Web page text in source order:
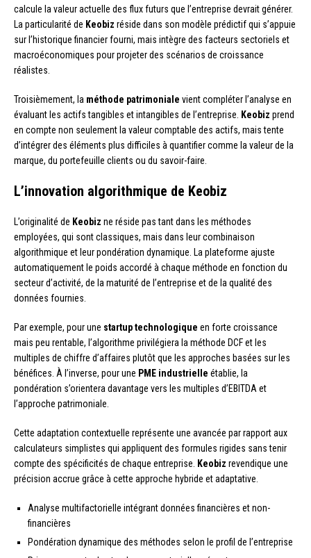
calcule la valeur actuelle des flux futurs que l’entreprise devrait générer.
La particularité de Keobiz réside dans son modèle prédictif qui s’appuie
sur l’historique financier fourni, mais intègre des facteurs sectoriels et
macroéconomiques pour projeter des scénarios de croissance
réalistes.
Troisièmement, la méthode patrimoniale vient compléter l’analyse en
évaluant les actifs tangibles et intangibles de l’entreprise.
Keobiz prend
en compte non seulement la valeur comptable des actifs, mais tente
d’intégrer des éléments plus difficiles à quantifier comme la valeur de la
marque, du portefeuille clients ou du savoir-faire.
L’innovation algorithmique de Keobiz
L’originalité de Keobiz ne réside pas tant dans les méthodes
employées, qui sont classiques, mais dans leur combinaison
algorithmique et leur pondération dynamique. La plateforme ajuste
automatiquement le poids accordé à chaque méthode en fonction du
secteur d’activité, de la maturité de l’entreprise et de la qualité des
données fournies.
Par exemple, pour une startup technologique en forte croissance
mais peu rentable, l’algorithme privilégiera la méthode DCF et les
multiples de chiffre d’affaires plutôt que les approches basées sur les
bénéfices. À l’inverse, pour une PME industrielle établie, la
pondération s’orientera davantage vers les multiples d’EBITDA et
l’approche patrimoniale.
Cette adaptation contextuelle représente une avancée par rapport aux
calculateurs simplistes qui appliquent des formules rigides sans tenir
compte des spécificités de chaque entreprise.
Keobiz revendique une
précision accrue grâce à cette approche hybride et adaptative.
Analyse multifactorielle intégrant données financières et non-
financières
Pondération dynamique des méthodes selon le profil de l’entreprise